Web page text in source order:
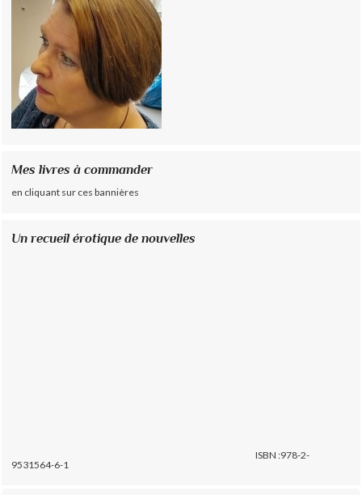
Mes livres à commander
en cliquant sur ces bannières
Un recueil érotique de nouvelles
ISBN :978-2-
9531564-6-1